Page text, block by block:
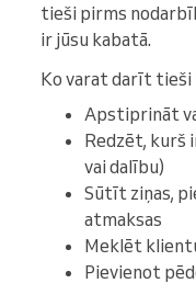
tieši pirms
ir jūsu kabatā.
Ko varat darīt
Apstiprināt
Redzēt, kurš
vai dalību)
Sūtīt ziņas,
atmaksas
Meklēt
Pievienot